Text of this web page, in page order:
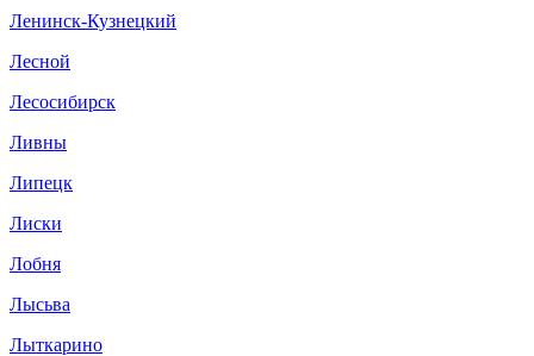
Ленинск-Кузнецкий
Лесной
Лесосибирск
Ливны
Липецк
Лиски
Лобня
Лысьва
Лыткарино